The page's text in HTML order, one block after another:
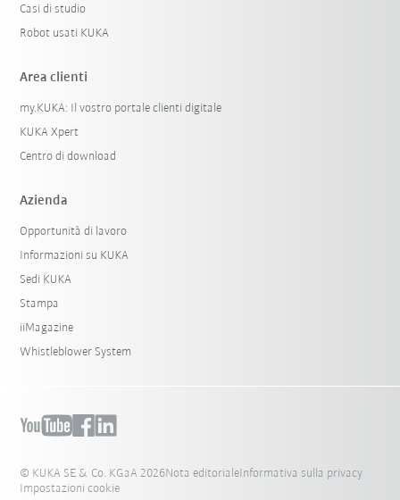
Casi di studio
Robot usati KUKA
Area clienti
my.KUKA: Il vostro portale clienti digitale
KUKA Xpert
Centro di download
Azienda
Opportunità di lavoro
Informazioni su KUKA
Sedi KUKA
Stampa
iiMagazine
Whistleblower System
© KUKA SE & Co. KGaA 2026Nota editorialeInformativa sulla privacy
Impostazioni cookie